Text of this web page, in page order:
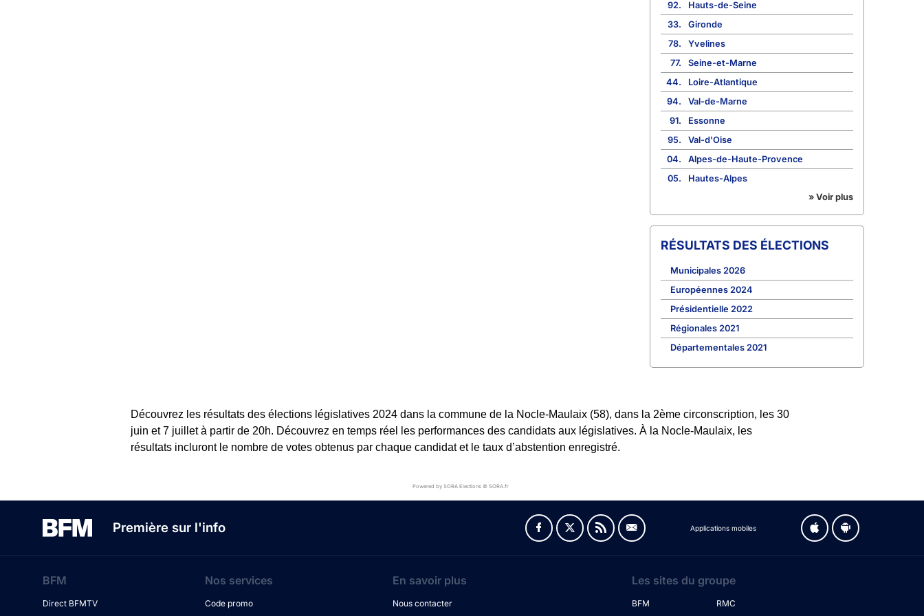
92.
Hauts-de-Seine
33.
Gironde
78.
Yvelines
77.
Seine-et-Marne
44.
Loire-Atlantique
94.
Val-de-Marne
91.
Essonne
95.
Val-d'Oise
04.
Alpes-de-Haute-Provence
05.
Hautes-Alpes
» Voir plus
RÉSULTATS DES ÉLECTIONS
Municipales 2026
Européennes 2024
Présidentielle 2022
Régionales 2021
Départementales 2021
Découvrez les résultats des élections législatives 2024 dans la commune de la Nocle-Maulaix (58), dans la 2ème circonscription, les 30
juin et 7 juillet à partir de 20h. Découvrez en temps réel les performances des candidats aux législatives. À la Nocle-Maulaix, les
résultats incluront le nombre de votes obtenus par chaque candidat et le taux d’abstention enregistré.
Powered by SORA Elections © SORA.fr
Première sur l'info Applications mobiles
BFM
Direct BFMTV
Nos services
Code promo
En savoir plus
Nous contacter
Les sites du groupe
BFM RMC